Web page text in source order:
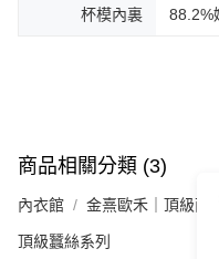
杯模內裏 88.2%
商品相關分類 (3)
內衣館 金熹歐禾｜頂級面
頂級蠶絲系列